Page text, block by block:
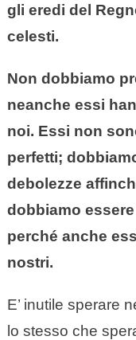
gli eredi del
celesti.
Non dobbiamo
neanche essi
noi. Essi non
perfetti;
debolezze
dobbiamo
perché anche
nostri.
E’ inutile sperare
lo stesso che